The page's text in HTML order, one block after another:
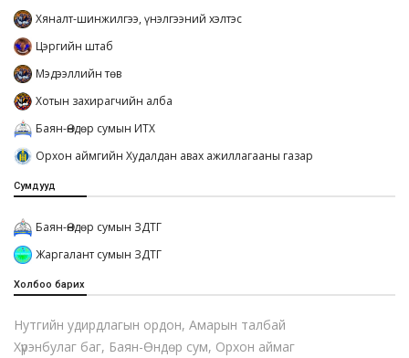
Хяналт-шинжилгээ, үнэлгээний хэлтэс
Цэргийн штаб
Мэдээллийн төв
Хотын захирагчийн алба
Баян-Өндөр сумын ИТХ
Орхон аймгийн Худалдан авах ажиллагааны газар
Сумдууд
Баян-Өндөр сумын ЗДТГ
Жаргалант сумын ЗДТГ
Холбоо барих
Нутгийн удирдлагын ордон, Амарын талбай
Хүрэнбулаг баг, Баян-Өндөр сум, Орхон аймаг